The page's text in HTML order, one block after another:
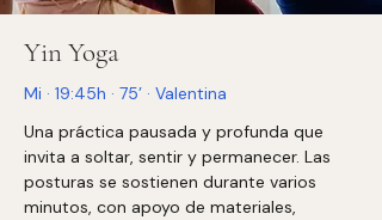
sostenida y bien estructurada.
Yin Yoga
Mi · 19:45h · 75’ · Valentina
Una práctica pausada y profunda que
invita a soltar, sentir y permanecer. Las
posturas se sostienen durante varios
minutos, con apoyo de materiales,